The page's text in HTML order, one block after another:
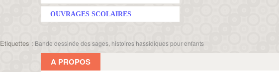
OUVRAGES SCOLAIRES
Etiquettes : Bande dessinée des sages, histoires hassidiques pour enfants
A PROPOS